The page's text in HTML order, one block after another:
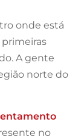
onde está
A gente
norte do
no